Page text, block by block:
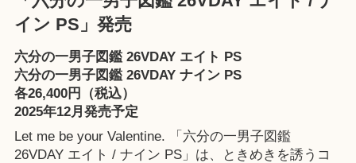
イン PS」発売
六分の一男子図鑑 26VDAY エイト PS
六分の一男子図鑑 26VDAY ナイン PS
各26,400円（税込）
2025年12月発売予定
Let me be your Valentine. 「六分の一男子図鑑
26VDAY エイト / ナイン PS」は、ときめきを誘うコ